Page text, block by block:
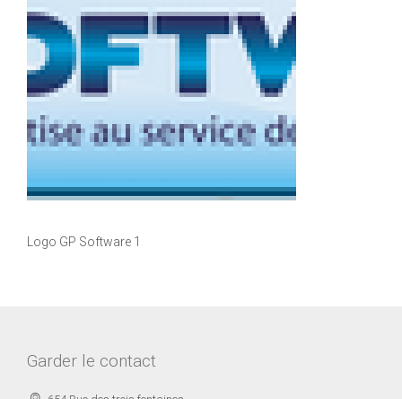
Logo GP Software 1
Garder le contact